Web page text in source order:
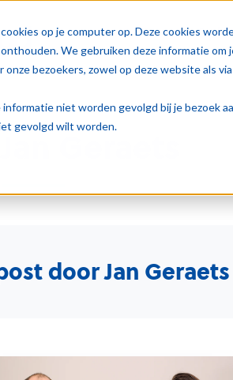
op je computer op. Deze cookies
We gebruiken deze informatie
bezoekers, zowel op deze website als
informatie niet worden gevolgd bij je bezoek
gevolgd wilt worden.
door Jan Geraets